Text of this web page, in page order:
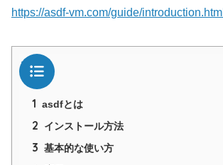
https://asdf-vm.com/guide/introduction.html
目次
1 asdfとは
2 インストール方法
3 基本的な使い方